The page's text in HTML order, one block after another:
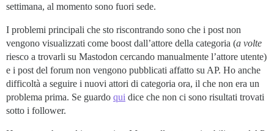
settimana, al momento sono fuori sede.
I problemi principali che sto riscontrando sono che i post non
vengono visualizzati come boost dall’attore della categoria (a volte
riesco a trovarli su Mastodon cercando manualmente l’attore utente)
e i post del forum non vengono pubblicati affatto su AP. Ho anche
difficoltà a seguire i nuovi attori di categoria ora, il che non era un
problema prima. Se guardo qui dice che non ci sono risultati trovati
sotto i follower.